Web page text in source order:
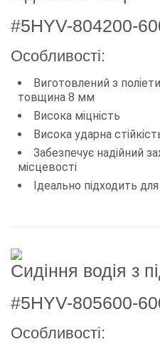
#5HYV-804200-
Особливості:
Виготовлений з
товщина 8 мм
Висока міцність
Висока ударна
Забезпечує надійний
місцевості
Ідеально підходить
Сидіння водія з
#5HYV-805600-
Особливості: